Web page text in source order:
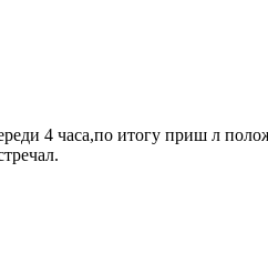
4 часа,по итогу приш л